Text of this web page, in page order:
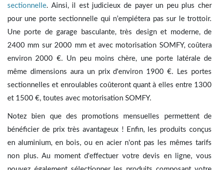
sectionnelle. Ainsi, il est judicieux de payer un peu plus cher
pour une porte sectionnelle qui n’empiétera pas sur le trottoir.
Une porte de garage basculante, très design et moderne, de
2400 mm sur 2000 mm et avec motorisation SOMFY, coûtera
environ 2000 €. Un peu moins chère, une porte latérale de
même dimensions aura un prix d'environ 1900 €. Les portes
sectionnelles et enroulables coûteront quant à elles entre 1300
et 1500 €, toutes avec motorisation SOMFY.
Notez bien que des promotions mensuelles permettent de
bénéficier de prix très avantageux ! Enfin, les produits conçus
en aluminium, en bois, ou en acier n'ont pas les mêmes tarifs
non plus. Au moment d'effectuer votre devis en ligne, vous